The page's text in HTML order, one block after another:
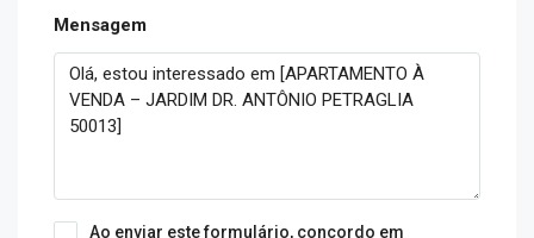
Mensagem
Ao enviar este formulário, concordo em